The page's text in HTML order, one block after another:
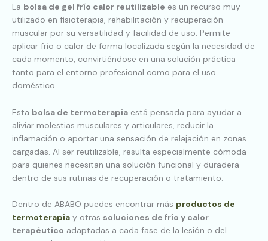
La bolsa de gel frío calor reutilizable es un recurso muy
utilizado en fisioterapia, rehabilitación y recuperación
muscular por su versatilidad y facilidad de uso. Permite
aplicar frío o calor de forma localizada según la necesidad de
cada momento, convirtiéndose en una solución práctica
tanto para el entorno profesional como para el uso
doméstico.
Esta bolsa de termoterapia está pensada para ayudar a
aliviar molestias musculares y articulares, reducir la
inflamación o aportar una sensación de relajación en zonas
cargadas. Al ser reutilizable, resulta especialmente cómoda
para quienes necesitan una solución funcional y duradera
dentro de sus rutinas de recuperación o tratamiento.
Dentro de ABABO puedes encontrar más productos de
termoterapia y otras soluciones de frío y calor
terapéutico adaptadas a cada fase de la lesión o del